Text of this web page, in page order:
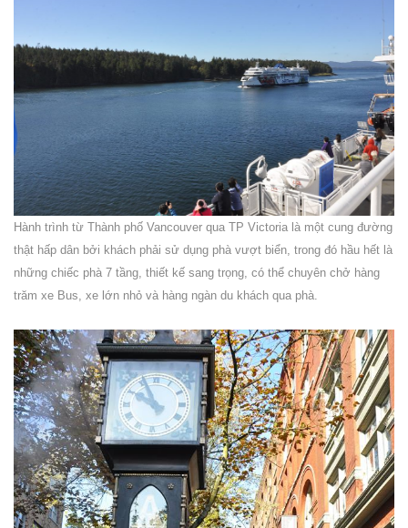
Hành trình từ Thành phố Vancouver qua TP Victoria là một cung đường
thật hấp dân bởi khách phải sử dụng phà vượt biển, trong đó hầu hết là
những chiếc phà 7 tầng, thiết kế sang trọng, có thể chuyên chở hàng
trăm xe Bus, xe lớn nhỏ và hàng ngàn du khách qua phà.